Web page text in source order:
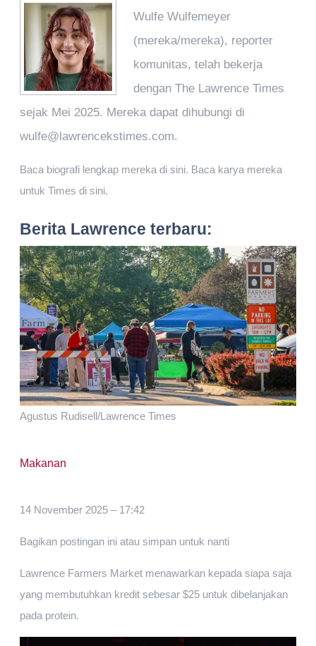
Wulfe Wulfemeyer
(mereka/mereka), reporter
komunitas, telah bekerja
dengan The Lawrence Times
sejak Mei 2025. Mereka dapat dihubungi di
wulfe@lawrencekstimes.com.
Baca biografi lengkap mereka di sini. Baca karya mereka
untuk Times di sini.
Berita Lawrence terbaru:
Agustus Rudisell/Lawrence Times
Makanan
14 November 2025 – 17:42
Bagikan postingan ini atau simpan untuk nanti
Lawrence Farmers Market menawarkan kepada siapa saja
yang membutuhkan kredit sebesar $25 untuk dibelanjakan
pada protein.